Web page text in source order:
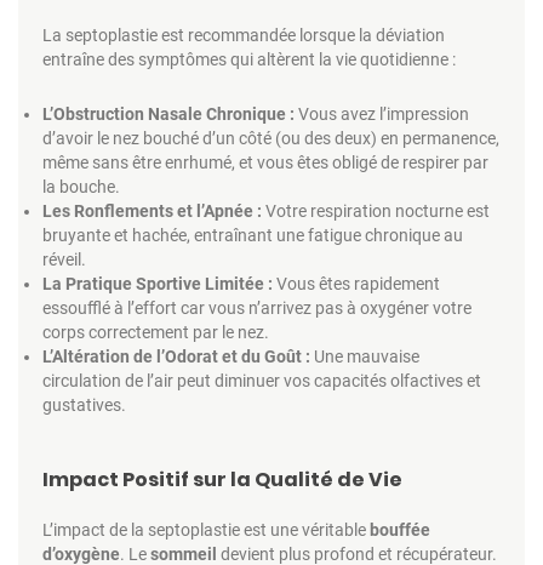
La septoplastie est recommandée lorsque la déviation
entraîne des symptômes qui altèrent la vie quotidienne :
L’Obstruction Nasale Chronique : Vous avez l’impression
d’avoir le nez bouché d’un côté (ou des deux) en permanence,
même sans être enrhumé, et vous êtes obligé de respirer par
la bouche.
Les Ronflements et l’Apnée : Votre respiration nocturne est
bruyante et hachée, entraînant une fatigue chronique au
réveil.
La Pratique Sportive Limitée : Vous êtes rapidement
essoufflé à l’effort car vous n’arrivez pas à oxygéner votre
corps correctement par le nez.
L’Altération de l’Odorat et du Goût : Une mauvaise
circulation de l’air peut diminuer vos capacités olfactives et
gustatives.
Impact Positif sur la Qualité de Vie
L’impact de la septoplastie est une véritablebouffée
d’oxygène. Lesommeil devient plus profond et récupérateur.